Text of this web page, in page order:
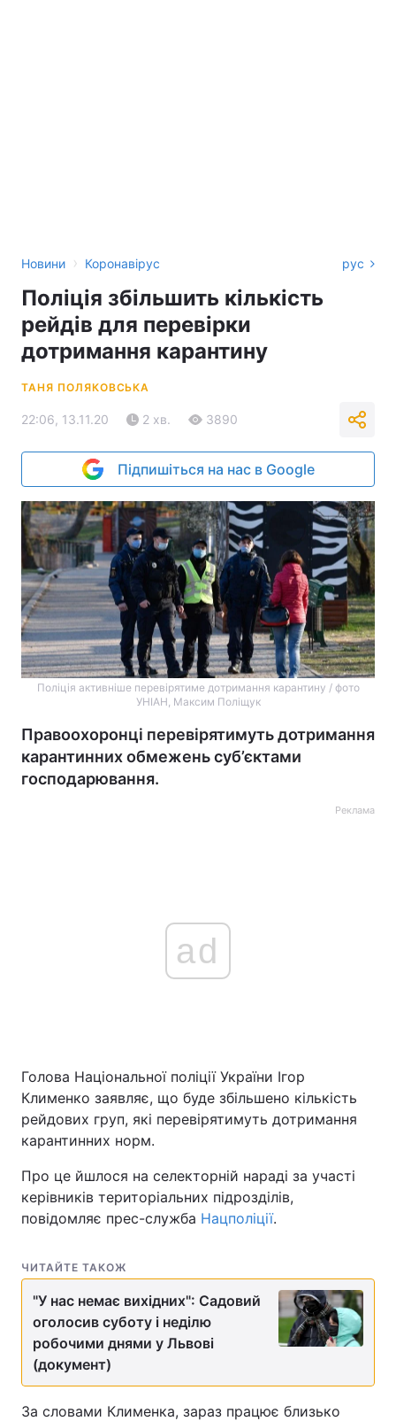
Новини › Коронавірус рус
Поліція збільшить кількість
рейдів для перевірки
дотримання карантину
ТАНЯ ПОЛЯКОВСЬКА
22:06, 13.11.20 2 хв. 3890
Підпишіться на нас в Google
Поліція активніше перевірятиме дотримання карантину / фото
УНІАН, Максим Поліщук
Правоохоронці перевірятимуть дотримання
карантинних обмежень суб’єктами
господарювання.
Реклама
ad
Голова Національної поліції України Ігор
Клименко заявляє, що буде збільшено кількість
рейдових груп, які перевірятимуть дотримання
карантинних норм.
Про це йшлося на селекторній нараді за участі
керівників територіальних підрозділів,
повідомляє прес-служба Нацполіції.
ЧИТАЙТЕ ТАКОЖ
"У нас немає вихідних": Садовий
оголосив суботу і неділю
робочими днями у Львові
(документ)
За словами Клименка, зараз працює близько